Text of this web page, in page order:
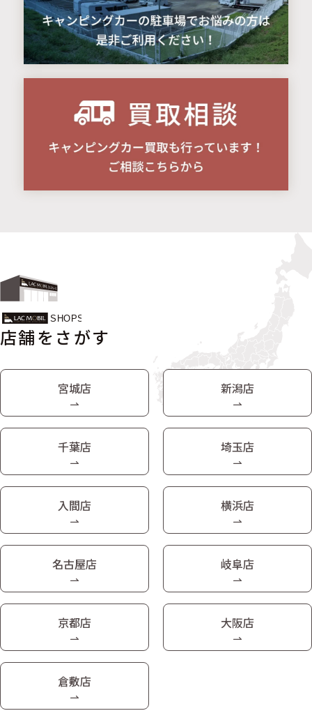
店舗をさがす
宮城店 新潟店
千葉店 埼玉店
入間店 横浜店
名古屋店 岐阜店
京都店 大阪店
倉敷店